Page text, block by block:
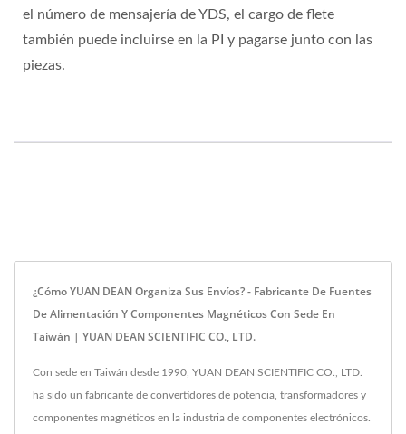
el número de mensajería de YDS, el cargo de flete
también puede incluirse en la PI y pagarse junto con las
piezas.
¿Cómo YUAN DEAN Organiza Sus Envíos? - Fabricante De Fuentes
De Alimentación Y Componentes Magnéticos Con Sede En
Taiwán | YUAN DEAN SCIENTIFIC CO., LTD.
Con sede en Taiwán desde 1990, YUAN DEAN SCIENTIFIC CO., LTD.
ha sido un fabricante de convertidores de potencia, transformadores y
componentes magnéticos en la industria de componentes electrónicos.